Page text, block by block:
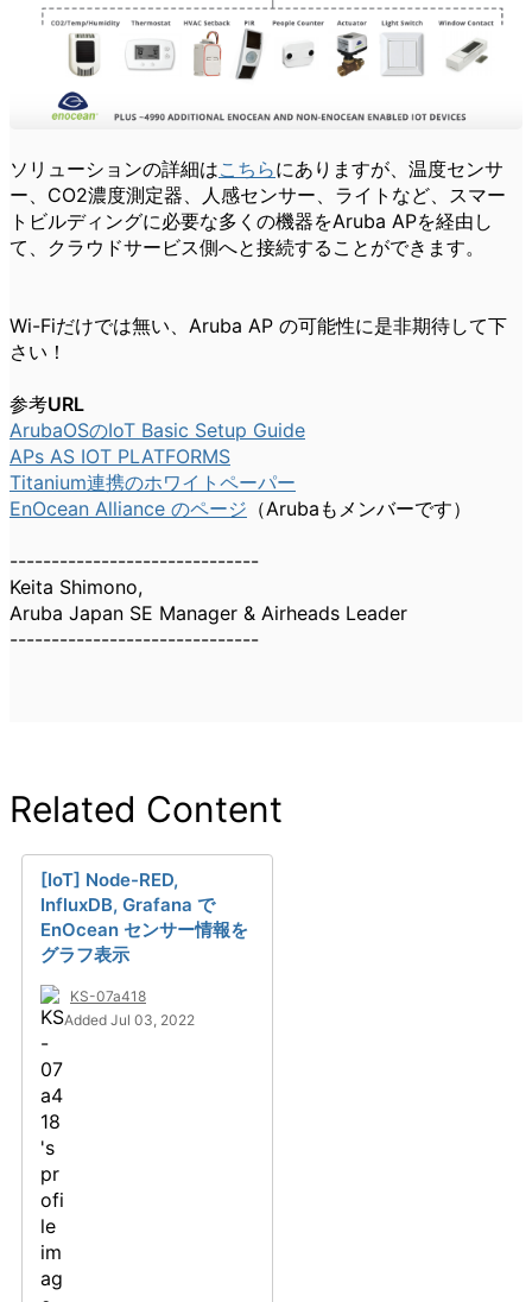
ソリューションの詳細はこちらにありますが、温度センサ
ー、CO2濃度測定器、人感センサー、ライトなど、スマー
トビルディングに必要な多くの機器をAruba APを経由し
て、クラウドサービス側へと接続することができます。
Wi-Fiだけでは無い、Aruba AP の可能性に是非期待して下
さい！
参考URL
ArubaOSのIoT Basic Setup Guide
APs AS IOT PLATFORMS
Titanium連携のホワイトペーパー
EnOcean Alliance のページ （Arubaもメンバーです）
------------------------------
Keita Shimono,
Aruba Japan SE Manager & Airheads Leader
------------------------------
Related Content
[IoT] Node-RED,
InfluxDB, Grafana で
EnOcean センサー情報を
グラフ表示
KS-07a418
Added Jul 03, 2022